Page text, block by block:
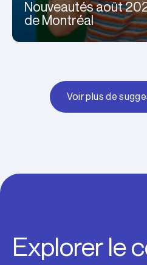
Nouveautés août
de Montréal
Voir plus de
Explorer le